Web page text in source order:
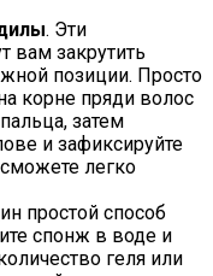
. Эти
вам закрутить
позиции. Просто
корне пряди волос
затем
и зафиксируйте
легко
простой способ
спонж в воде и
геля или